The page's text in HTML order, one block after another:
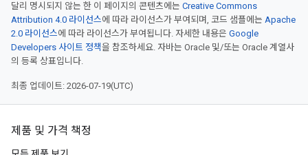
달리 명시되지 않는 한 이 페이지의 콘텐츠에는 Creative Commons
Attribution 4.0 라이선스에 따라 라이선스가 부여되며, 코드 샘플에는 Apache
2.0 라이선스에 따라 라이선스가 부여됩니다. 자세한 내용은 Google
Developers 사이트 정책을 참조하세요. 자바는 Oracle 및/또는 Oracle 계열사
의 등록 상표입니다.
최종 업데이트: 2026-07-19(UTC)
제품 및 가격 책정